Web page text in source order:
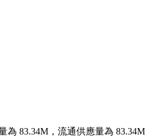
83.34M，流通供應量為